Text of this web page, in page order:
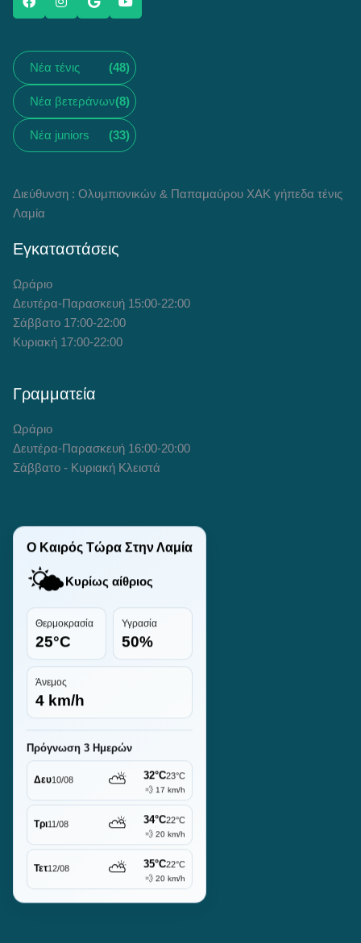
Νέα τένις (48)
Νέα βετεράνων(8)
Νέα juniors (33)
Διεύθυνση : Ολυμπιονικών & Παπαμαύρου ΧΑΚ γήπεδα τένις
Λαμία
Εγκαταστάσεις
Ωράριο
Δευτέρα-Παρασκευή 15:00-22:00
Σάββατο 17:00-22:00
Κυριακή 17:00-22:00
Γραμματεία
Ωράριο
Δευτέρα-Παρασκευή 16:00-20:00
Σάββατο - Κυριακή Κλειστά
Ο Καιρός Τώρα Στην Λαμία
🌤️Κυρίως αίθριος
Θερμοκρασία
25°C
Υγρασία
50%
Άνεμος
4 km/h
Πρόγνωση 3 Ημερών
Δευ10/08 ⛅ 32°C23°C
💨 17 km/h
Τρι11/08 ⛅ 34°C22°C
💨 20 km/h
Τετ12/08 ⛅ 35°C22°C
💨 20 km/h